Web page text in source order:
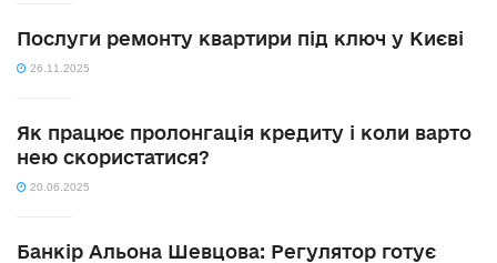
Послуги ремонту квартири під ключ у Києві
26.11.2025
Як працює пролонгація кредиту і коли варто
нею скористатися?
20.06.2025
Банкір Альона Шевцова: Регулятор готує